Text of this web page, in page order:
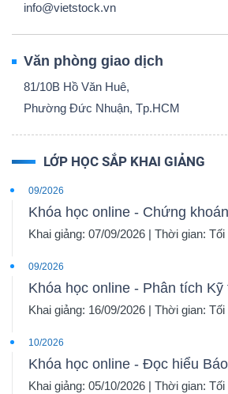
info@vietstock.vn
Văn phòng giao dịch
81/10B Hồ Văn Huê,
Phường Đức Nhuận, Tp.HCM
LỚP HỌC SẮP KHAI GIẢNG
09/2026
Khóa học online - Chứng
Khai giảng: 07/09/2026 | Thời gian: Tối
09/2026
Khóa học online - Phân tích
Khai giảng: 16/09/2026 | Thời gian: Tối
10/2026
Khóa học online - Đọc hiểu
Khai giảng: 05/10/2026 | Thời gian: Tối